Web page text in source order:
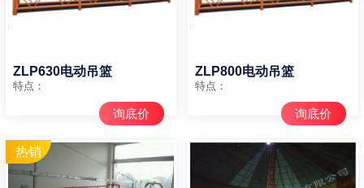
ZLP630电动吊篮
特点：
询底价
ZLP800电动吊篮
特点：
询底价